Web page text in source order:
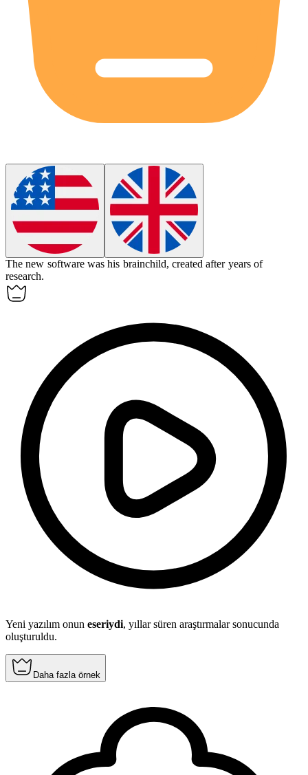
The new software was his brainchild, created after years of
research.
Yeni yazılım onun eseriydi, yıllar süren araştırmalar sonucunda
oluşturuldu.
Daha fazla örnek